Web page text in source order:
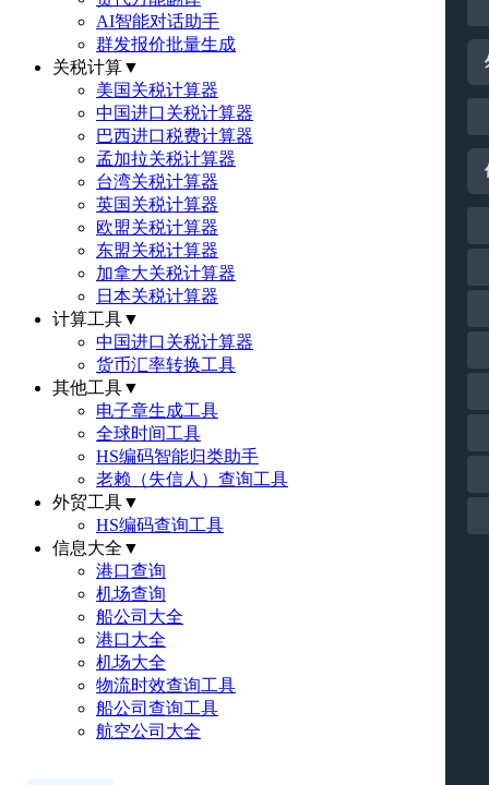
AI智能对话助手
群发报价批量生成
关税计算▼
美国关税计算器
中国进口关税计算器
巴西进口税费计算器
孟加拉关税计算器
台湾关税计算器
英国关税计算器
欧盟关税计算器
东盟关税计算器
加拿大关税计算器
日本关税计算器
计算工具▼
中国进口关税计算器
货币汇率转换工具
其他工具▼
电子章生成工具
全球时间工具
HS编码智能归类助手
老赖（失信人）查询工具
外贸工具▼
HS编码查询工具
信息大全 ▼
港口查询
机场查询
船公司大全
港口大全
机场大全
物流时效查询工具
船公司查询工具
航空公司大全